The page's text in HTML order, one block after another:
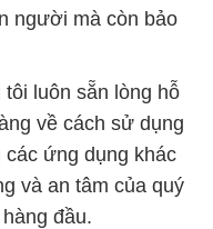
người mà còn bảo
luôn sẵn lòng hỗ
về cách sử dụng
các ứng dụng khác
và an tâm của quý
đầu.